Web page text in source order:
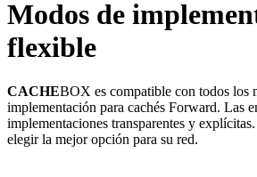
Modos de
flexible
CACHEBOX es compatible con todos los
implementación para cachés Forward. Las
implementaciones transparentes y
elegir la mejor opción para su red.